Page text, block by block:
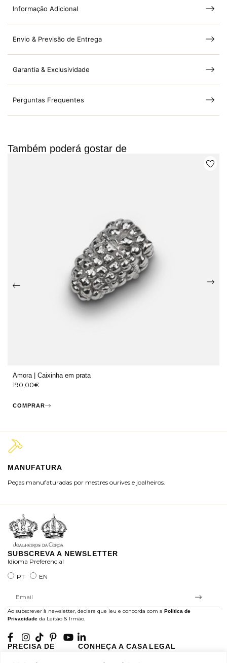
Informação Adicional
Envio & Previsão de Entrega
Garantia & Exclusividade
Perguntas Frequentes
Também poderá gostar de
Amora | Caixinha em prata
190,00€
COMPRAR
MANUFATURA
Peças manufaturadas por mestres ourives e joalheiros.
SUBSCREVA A NEWSLETTER
Idioma Preferencial
PT
EN
Ao subscrever à newsletter, declara que leu e concorda com a Política de
Privacidade da Leitão & Irmão.
PRECISA DE
CONHEÇA A CASA LEGAL